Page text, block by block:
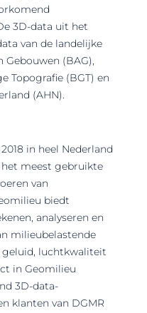
3D-data uit het
van de landelijke
Gebouwen (BAG),
Topografie (BGT) en
(AHN).
in heel Nederland
het meest gebruikte
van
biedt
analyseren en
milieubelastende
geluid, luchtkwaliteit
in Geomilieu
3D-data-
klanten van DGMR